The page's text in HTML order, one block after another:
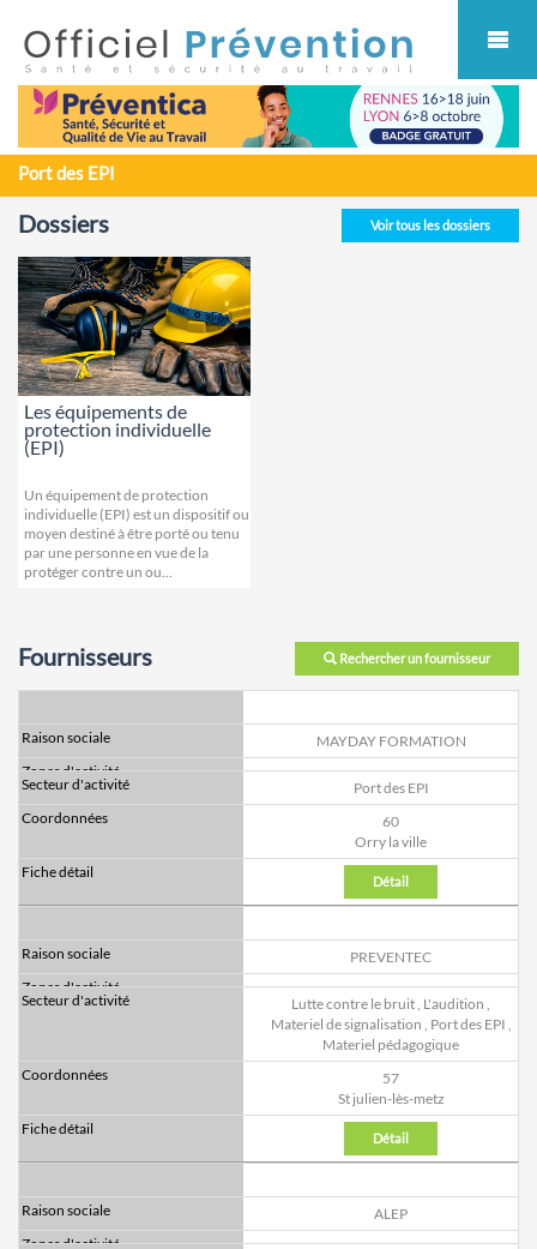
Port des EPI
Voir tous les dossiers
Dossiers
Les équipements de
protection individuelle
(EPI)
Un équipement de protection
individuelle (EPI) est un dispositif ou
moyen destiné à être porté ou tenu
par une personne en vue de la
protéger contre un ou...
Rechercher un fournisseur
Fournisseurs
MAYDAY FORMATION
Port des EPI
60
Orry la ville
Détail
PREVENTEC
Lutte contre le bruit L'audition
Materiel de signalisation Port des EPI
Materiel pédagogique
57
St julien-lès-metz
Détail
ALEP